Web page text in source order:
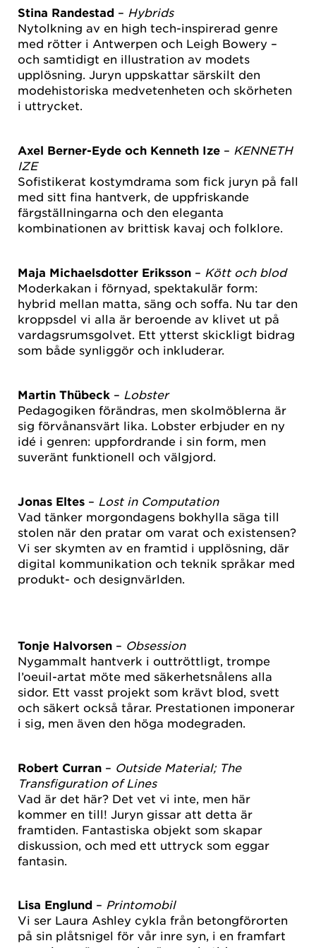
Stina Randestad – Hybrids
Nytolkning av en high tech-inspirerad genre
med rötter i Antwerpen och Leigh Bowery –
och samtidigt en illustration av modets
upplösning. Juryn uppskattar särskilt den
modehistoriska medvetenheten och skörheten
i uttrycket.
Axel Berner-Eyde och Kenneth Ize – KENNETH
IZE
Sofistikerat kostymdrama som fick juryn på fall
med sitt fina hantverk, de uppfriskande
färgställningarna och den eleganta
kombinationen av brittisk kavaj och folklore.
Maja Michaelsdotter Eriksson – Kött och blod
Moderkakan i förnyad, spektakulär form:
hybrid mellan matta, säng och soffa. Nu tar den
kroppsdel vi alla är beroende av klivet ut på
vardagsrumsgolvet. Ett ytterst skickligt bidrag
som både synliggör och inkluderar.
Martin Thübeck – Lobster
Pedagogiken förändras, men skolmöblerna är
sig förvånansvärt lika. Lobster erbjuder en ny
idé i genren: uppfordrande i sin form, men
suveränt funktionell och välgjord.
Jonas Eltes – Lost in Computation
Vad tänker morgondagens bokhylla säga till
stolen när den pratar om varat och existensen?
Vi ser skymten av en framtid i upplösning, där
digital kommunikation och teknik språkar med
produkt- och designvärlden.
Tonje Halvorsen – Obsession
Nygammalt hantverk i outtröttligt, trompe
l’oeuil-artat möte med säkerhetsnålens alla
sidor. Ett vasst projekt som krävt blod, svett
och säkert också tårar. Prestationen imponerar
i sig, men även den höga modegraden.
Robert Curran – Outside Material; The
Transfiguration of Lines
Vad är det här? Det vet vi inte, men här
kommer en till! Juryn gissar att detta är
framtiden. Fantastiska objekt som skapar
diskussion, och med ett uttryck som eggar
fantasin.
Lisa Englund – Printomobil
Vi ser Laura Ashley cykla från betongförorten
på sin plåtsnigel för vår inre syn, i en framfart